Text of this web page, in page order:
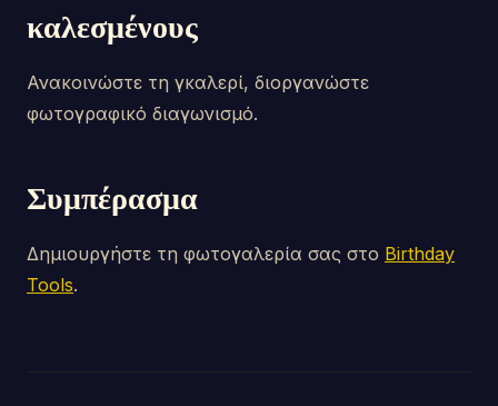
καλεσμένους
Ανακοινώστε τη γκαλερί, διοργανώστε
φωτογραφικό διαγωνισμό.
Συμπέρασμα
Δημιουργήστε τη φωτογαλερία σας στο Birthday
Tools.